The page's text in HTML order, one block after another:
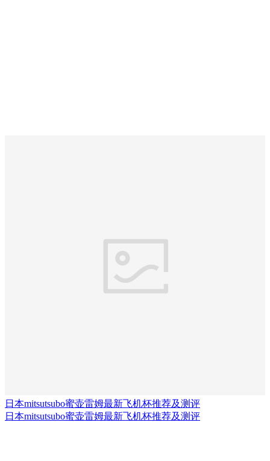
日本mitsutsubo蜜壶雷姆最新飞机杯推荐及测评
日本mitsutsubo蜜壶雷姆最新飞机杯推荐及测评